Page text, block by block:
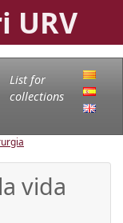
URV
List for
collections
vida